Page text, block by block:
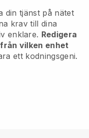
din tjänst på nätet
krav till dina
enklare. Redigera
vilken enhet
ett kodningsgeni.